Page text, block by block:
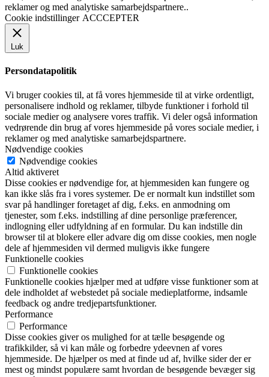
reklamer og med analytiske samarbejdspartnere..
Cookie indstillinger ACCCEPTER
Luk
Persondatapolitik
Vi bruger cookies til, at få vores hjemmeside til at virke ordentligt,
personalisere indhold og reklamer, tilbyde funktioner i forhold til
sociale medier og analysere vores traffik. Vi deler også information
vedrørende din brug af vores hjemmeside på vores sociale medier, i
reklamer og med analytiske samarbejdspartnere.
Nødvendige cookies
Nødvendige cookies
Altid aktiveret
Disse cookies er nødvendige for, at hjemmesiden kan fungere og
kan ikke slås fra i vores systemer. De er normalt kun indstillet som
svar på handlinger foretaget af dig, f.eks. en anmodning om
tjenester, som f.eks. indstilling af dine personlige præferencer,
indlogning eller udfyldning af en formular. Du kan indstille din
browser til at blokere eller advare dig om disse cookies, men nogle
dele af hjemmesiden vil dermed muligvis ikke fungere
Funktionelle cookies
Funktionelle cookies
Funktionelle cookies hjælper med at udføre visse funktioner som at
dele indholdet af webstedet på sociale medieplatforme, indsamle
feedback og andre tredjepartsfunktioner.
Performance
Performance
Disse cookies giver os mulighed for at tælle besøgende og
trafikkilder, så vi kan måle og forbedre ydeevnen af vores
hjemmeside. De hjælper os med at finde ud af, hvilke sider der er
mest og mindst populære samt hvordan de besøgende bevæger sig